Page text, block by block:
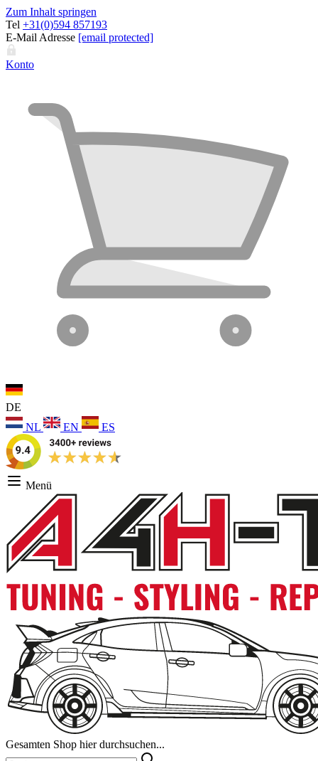
Zum Inhalt springen
Tel +31(0)594 857193
E-Mail Adresse [email protected]
Konto
DE
NL
EN ES
Menü
Gesamten Shop hier durchsuchen...